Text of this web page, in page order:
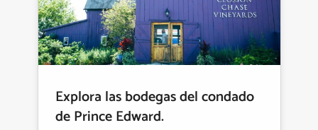
Explora las bodegas del condado
de Prince Edward.